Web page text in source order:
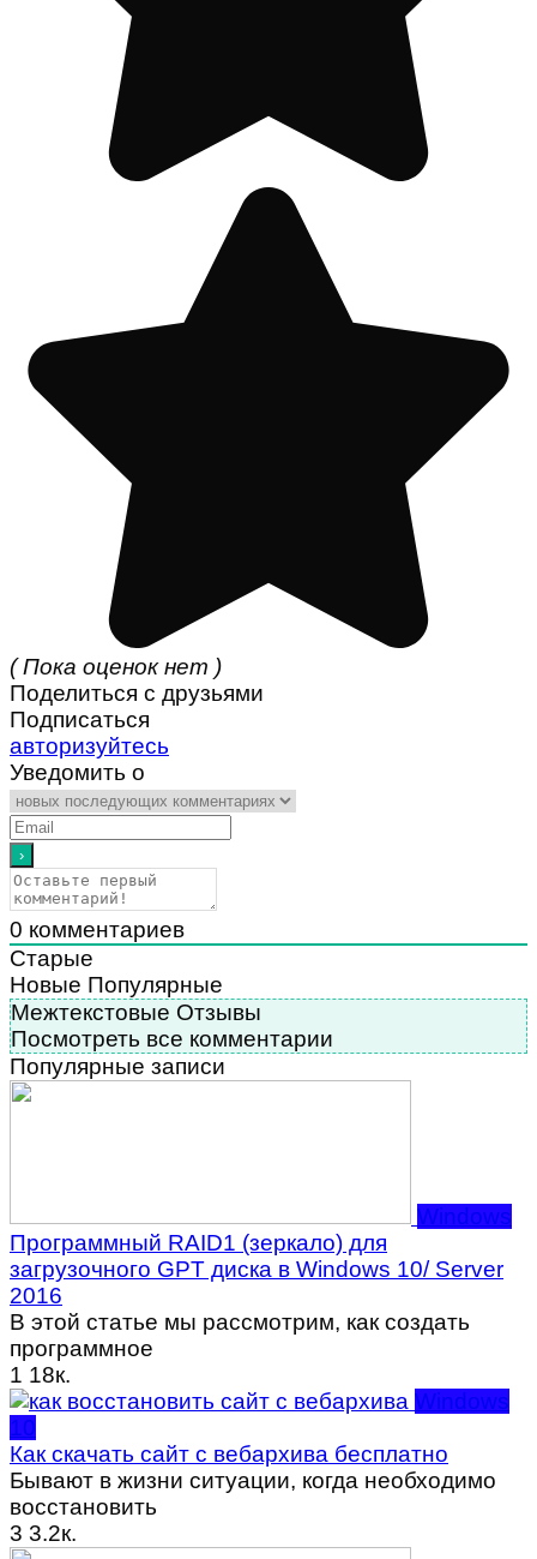
( Пока оценок нет )
Поделиться с друзьями
Подписаться
авторизуйтесь
Уведомить о
0 комментариев
Старые
Новые Популярные
Межтекстовые Отзывы
Посмотреть все комментарии
Популярные записи
Windows
Программный RAID1 (зеркало) для
загрузочного GPT диска в Windows 10/ Server
2016
В этой статье мы рассмотрим, как создать
программное
1 18к.
Windows
10
Как скачать сайт с вебархива бесплатно
Бывают в жизни ситуации, когда необходимо
восстановить
3 3.2к.